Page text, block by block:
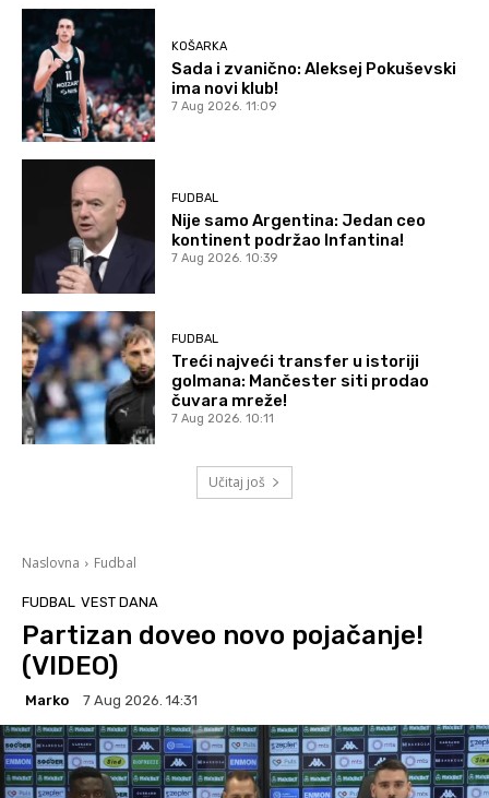
KOŠARKA
Sada i zvanično: Aleksej Pokuševski
ima novi klub!
7 Aug 2026. 11:09
FUDBAL
Nije samo Argentina: Jedan ceo
kontinent podržao Infantina!
7 Aug 2026. 10:39
FUDBAL
Treći najveći transfer u istoriji
golmana: Mančester siti prodao
čuvara mreže!
7 Aug 2026. 10:11
Učitaj još